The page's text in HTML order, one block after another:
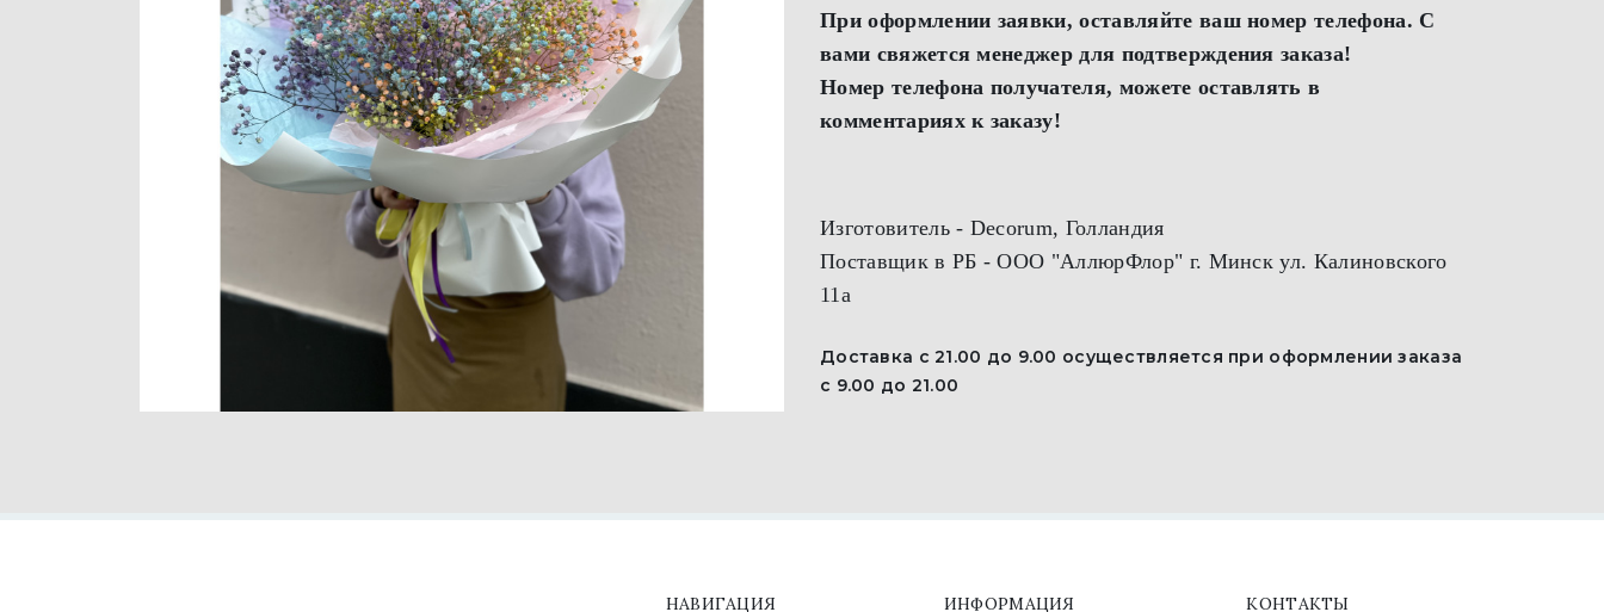
При оформлении заявки, оставляйте ваш номер телефона. С
вами свяжется менеджер для подтверждения заказа!
Номер телефона получателя, можете оставлять в
комментариях к заказу!
Изготовитель - Decorum, Голландия
Поставщик в РБ - ООО "АллюрФлор" г. Минск ул. Калиновского
11а
Доставка с 21.00 до 9.00 осуществляется при оформлении заказа
с 9.00 до 21.00
НАВИГАЦИЯ ИНФОРМАЦИЯ КОНТАКТЫ